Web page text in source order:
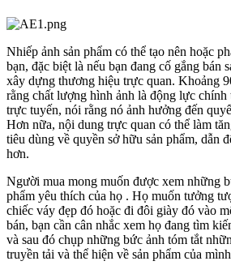
Nhiếp ảnh sản phẩm có thể tạo nên hoặc
bạn, đặc biệt là nếu bạn đang cố gắng bán
xây dựng thương hiệu trực quan. Khoảng
rằng chất lượng hình ảnh là động lực chính
trực tuyến, nói rằng nó ảnh hưởng đến
Hơn nữa, nội dung trực quan có thể làm
tiêu dùng về quyền sở hữu sản phẩm, dẫn
hơn.
Người mua mong muốn được xem những
phẩm yêu thích của họ . Họ muốn tưởng
chiếc váy đẹp đó hoặc đi đôi giày đó vào
bán, bạn cần cân nhắc xem họ đang tìm
và sau đó chụp những bức ảnh tóm tắt
truyền tải và thể hiện về sản phẩm của